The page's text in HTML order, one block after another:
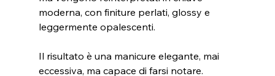
moderna, con finiture perlati, glossy e
leggermente opalescenti.
Il risultato è una manicure elegante, mai
eccessiva, ma capace di farsi notare.